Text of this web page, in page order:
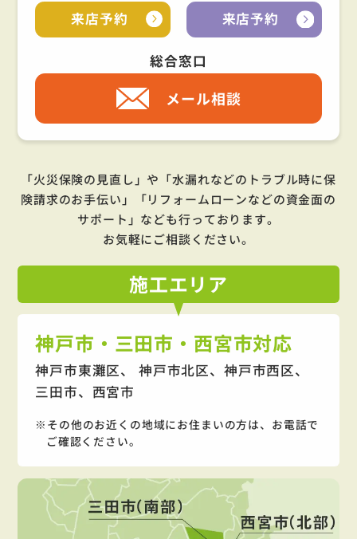
来店予約 来店予約
総合窓口
メール相談
「火災保険の見直し」や「水漏れなどのトラブル時に保
険請求のお手伝い」「リフォームローンなどの資金面の
サポート」 なども行っております。
お気軽にご相談ください。
施工エリア
神戸市・三田市・西宮市対応
神戸市東灘区、 神戸市北区、神戸市西区、
三田市、西宮市
その他のお近くの地域にお住まいの方は、お電話で
ご確認ください。